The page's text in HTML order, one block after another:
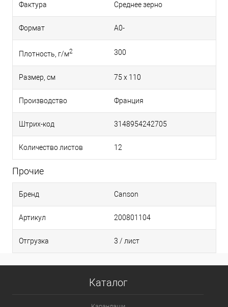
Фактура Среднее зерно
Формат A0-
Плотность, г/м2 300
Размер, см 75 x 110
Производство Франция
Штрих-код 3148954242705
Количество листов 12
Прочие
Бренд Canson
Артикул 200801104
Отгрузка 3 / лист
Каталог